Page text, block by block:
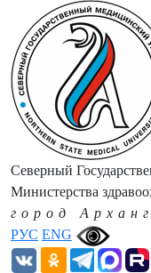
РУС ENG
Северный
Министерства
город